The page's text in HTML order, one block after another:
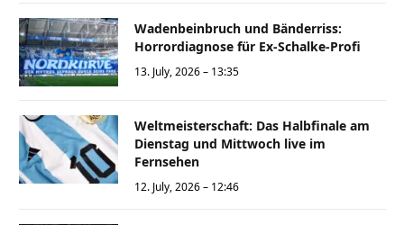
Wadenbeinbruch und Bänderriss:
Horrordiagnose für Ex-Schalke-Profi
13. July, 2026 – 13:35
Weltmeisterschaft: Das Halbfinale am
Dienstag und Mittwoch live im
Fernsehen
12. July, 2026 – 12:46